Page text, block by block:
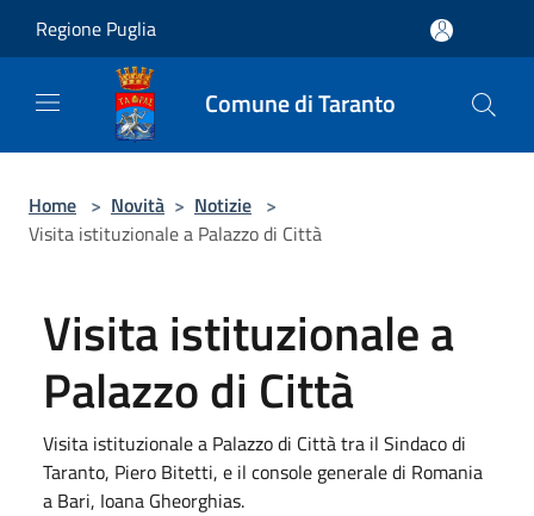
Regione Puglia
Comune di Taranto
Home > Novità > Notizie >
Visita istituzionale a Palazzo di Città
Visita istituzionale a
Palazzo di Città
Visita istituzionale a Palazzo di Città tra il Sindaco di
Taranto, Piero Bitetti, e il console generale di Romania
a Bari, Ioana Gheorghias.